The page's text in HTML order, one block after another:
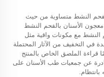
النشط متساوية من حيث
الأسنان بالفحم النشط
مع مكونات واقية مثل
في التخفيف من الآثار المحتملة
قراءة الملصق الخاص بالمنتج
عن جمعيات طب الأسنان على
بانتظام.